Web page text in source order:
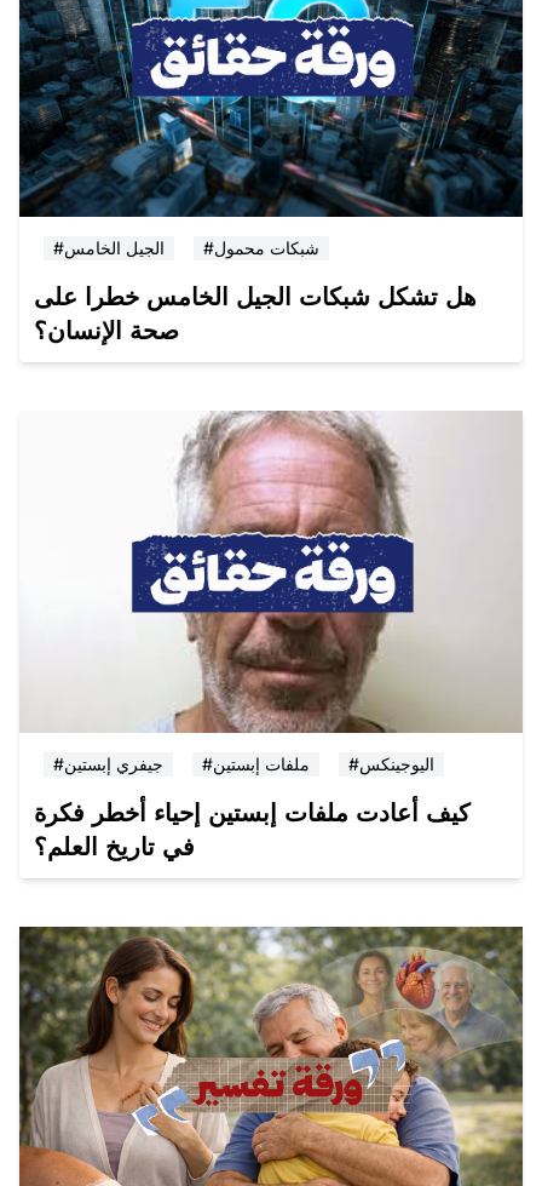
#الجيل الخامس #شبكات محمول
هل تشكل شبكات الجيل الخامس خطرا على
صحة الإنسان؟
#جيفري إبستين #ملفات إبستين #اليوجينكس
كيف أعادت ملفات إبستين إحياء أخطر فكرة
في تاريخ العلم؟